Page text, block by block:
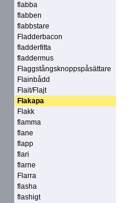
flabba
flabben
flabbstare
Fladderbacon
fladderfitta
fladdermus
Flaggstångsknoppspåsättare
Flainbådd
Flait/Flajt
Flakapa
Flakk
flamma
flane
flapp
flari
flarne
Flarra
flasha
flashigt